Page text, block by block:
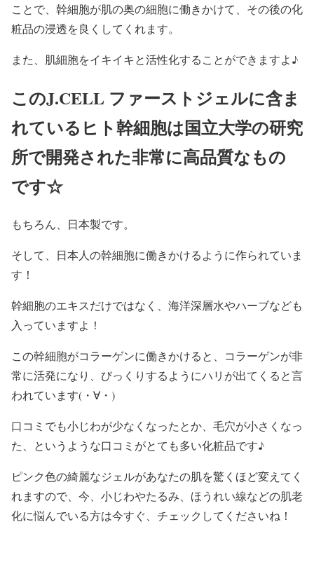
ことで、幹細胞が肌の奥の細胞に働きかけて、その後の化
粧品の浸透を良くしてくれます。
また、肌細胞をイキイキと活性化することができますよ♪
このJ.CELL ファーストジェルに含ま
れているヒト幹細胞は国立大学の研究
所で開発された非常に高品質なもの
です☆
もちろん、日本製です。
そして、日本人の幹細胞に働きかけるように作られていま
す！
幹細胞のエキスだけではなく、海洋深層水やハーブなども
入っていますよ！
この幹細胞がコラーゲンに働きかけると、コラーゲンが非
常に活発になり、びっくりするようにハリが出てくると言
われています(・∀・)
口コミでも小じわが少なくなったとか、毛穴が小さくなっ
た、というような口コミがとても多い化粧品です♪
ピンク色の綺麗なジェルがあなたの肌を驚くほど変えてく
れますので、今、小じわやたるみ、ほうれい線などの肌老
化に悩んでいる方は今すぐ、チェックしてくださいね！